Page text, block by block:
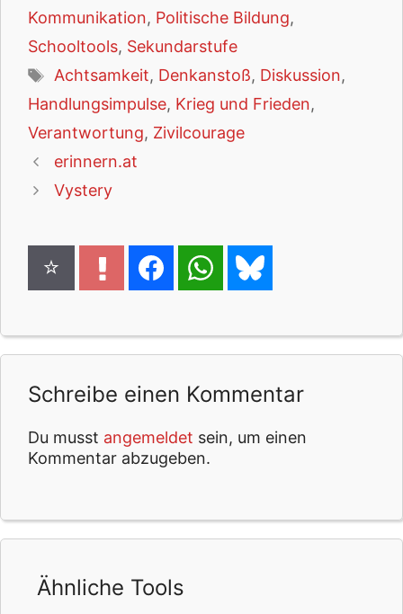
Kommunikation, Politische Bildung,
Schooltools, Sekundarstufe
Schlagwörter
Achtsamkeit, Denkanstoß, Diskussion,
Handlungsimpulse, Krieg und Frieden,
Verantwortung, Zivilcourage
erinnern.at
Vystery
Schreibe einen Kommentar
Du musst angemeldet sein, um einen
Kommentar abzugeben.
Ähnliche Tools